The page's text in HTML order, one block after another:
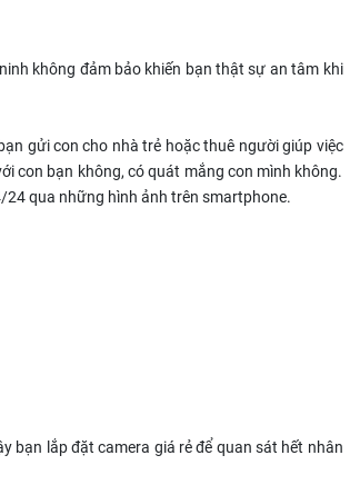
không đảm bảo khiến bạn thật sự an tâm khi
gửi con cho nhà trẻ hoặc thuê người giúp việc
con bạn không, có quát mắng con mình không.
qua những hình ảnh trên smartphone.
bạn lắp đặt camera giá rẻ để quan sát hết nhân